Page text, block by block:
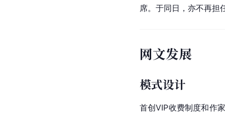
席。于同日，亦不再担
网文发展
模式设计
首创VIP收费制度和作